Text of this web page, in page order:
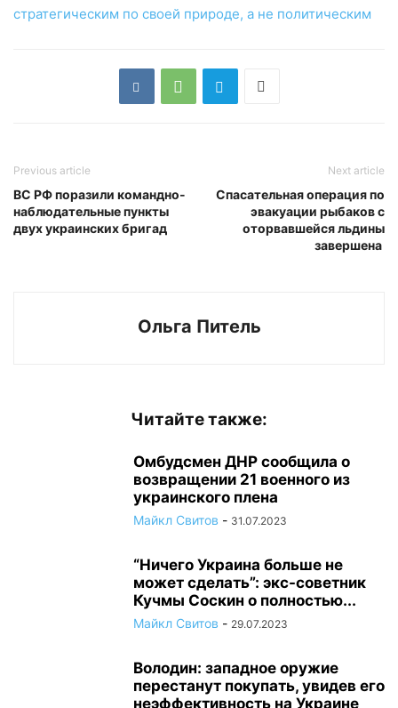
стратегическим по своей природе, а не политическим
Previous article
ВС РФ поразили командно-
наблюдательные пункты
двух украинских бригад
Next article
Спасательная операция по
эвакуации рыбаков с
оторвавшейся льдины
завершена
Ольга Питель
Читайте также:
Омбудсмен ДНР сообщила о
возвращении 21 военного из
украинского плена
Майкл Свитов - 31.07.2023
“Ничего Украина больше не
может сделать”: экс-советник
Кучмы Соскин о полностью...
Майкл Свитов - 29.07.2023
Володин: западное оружие
перестанут покупать, увидев его
неэффективность на Украине